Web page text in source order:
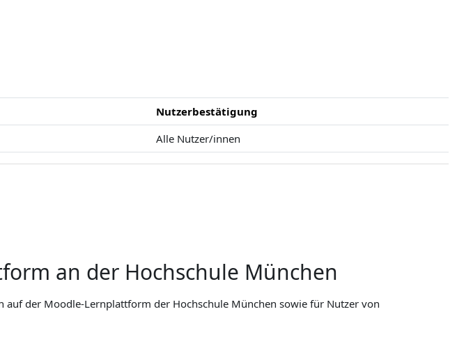
Nutzerbestätigung
Alle Nutzer/innen
an der Hochschule München
auf der Moodle-Lernplattform der Hochschule München sowie für Nutzer von